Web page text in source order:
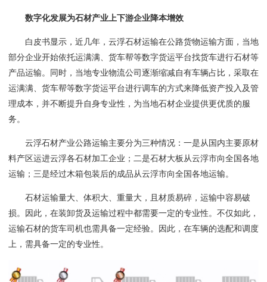
数字化发展为石材产业上下游企业降本增效
白皮书显示， 近几年，云浮石材运输在公路货物运输方面，当地
部分企业开始依托运满满、货车帮等数字货运平台找货车进行石材等
产品运输。同时，当地专业物流公司逐渐缩减自有车辆占比，采取在
运满满、货车帮等数字货运平台进行调车的方式来降低资产投入及管
理成本，并不断提升自身专业性，为当地石材企业提供更优质的服
务。
云浮石材产业公路运输主要分为三种情况：一是从国内主要原材
料产区运进云浮各石材加工企业；二是石材大板从云浮市向全国各地
运输；三是经过木箱包装后的成品从云浮市向全国各地运输。
石材运输量大、体积大、重量大，且材质易碎，运输中容易破
损。因此，在装卸货及运输过程中都需要一定的专业性。不仅如此，
运输石材的货车司机也需具备一定经验。因此，在车辆的选配和调度
上，需具备一定的专业性。